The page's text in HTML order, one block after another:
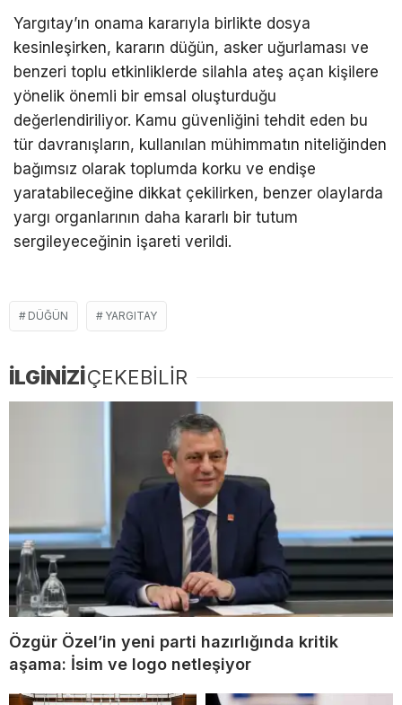
Yargıtay’ın onama kararıyla birlikte dosya
kesinleşirken, kararın düğün, asker uğurlaması ve
benzeri toplu etkinliklerde silahla ateş açan kişilere
yönelik önemli bir emsal oluşturduğu
değerlendiriliyor. Kamu güvenliğini tehdit eden bu
tür davranışların, kullanılan mühimmatın niteliğinden
bağımsız olarak toplumda korku ve endişe
yaratabileceğine dikkat çekilirken, benzer olaylarda
yargı organlarının daha kararlı bir tutum
sergileyeceğinin işareti verildi.
DÜĞÜN YARGITAY
İLGİNİZİÇEKEBİLİR
Özgür Özel’in yeni parti hazırlığında kritik
aşama: İsim ve logo netleşiyor